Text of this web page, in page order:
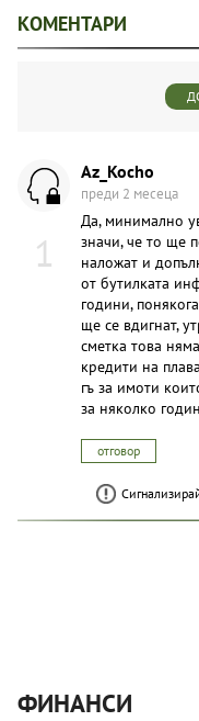
КОМЕНТАРИ
1
Az_Kocho
преди 2 месеца
Да, минимално
значи, че то ще
наложат и
от бутилката
години,
ще се вдигнат,
сметка това
кредити на
гъ за имоти
за няколко
отговор
ФИНАНСИ